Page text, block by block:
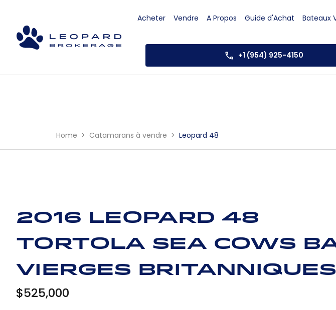
Acheter Vendre A Propos Guide d'Achat Bateaux
+1 (954) 925-4150
Home Catamarans à vendre Leopard 48
2016 Leopard 48
Tortola Sea Cows
Vierges britanniques
$525,000